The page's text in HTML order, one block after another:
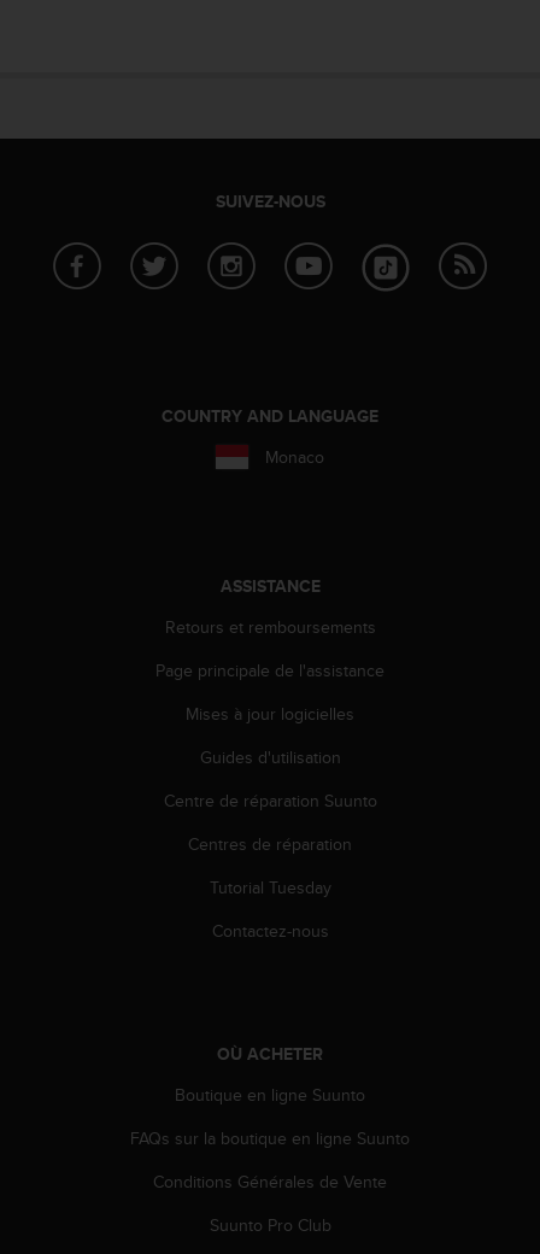
SUIVEZ-NOUS
COUNTRY AND LANGUAGE
Monaco
ASSISTANCE
Retours et remboursements
Page principale de l'assistance
Mises à jour logicielles
Guides d'utilisation
Centre de réparation Suunto
Centres de réparation
Tutorial Tuesday
Contactez-nous
OÙ ACHETER
Boutique en ligne Suunto
FAQs sur la boutique en ligne Suunto
Conditions Générales de Vente
Suunto Pro Club